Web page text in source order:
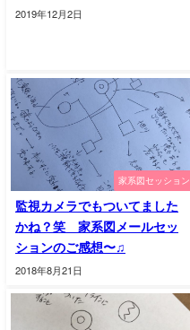
2019年12月2日
家系図セッション
監視カメラでもついてました
かね？笑 家系図メールセッ
ションのご感想〜♫
2018年8月21日